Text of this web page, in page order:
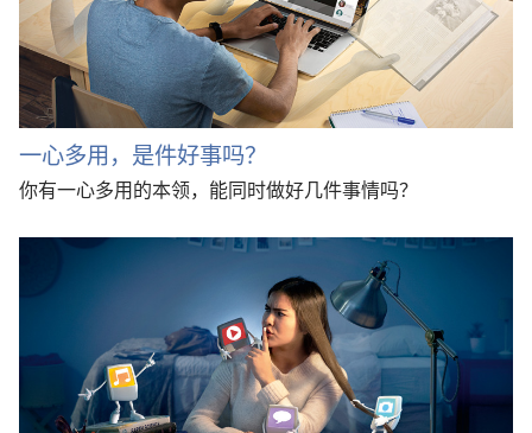
一心多用，是件好事吗？
你有一心多用的本领，能同时做好几件事情吗？